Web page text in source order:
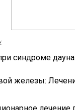
синдроме дауна
железы: